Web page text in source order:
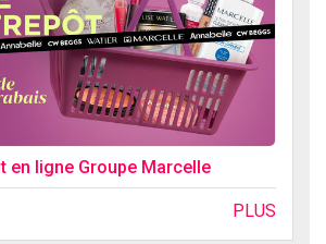
en ligne Groupe Marcelle
PLUS